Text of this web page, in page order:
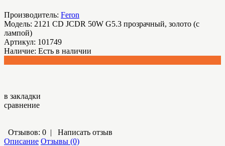
Производитель: Feron
Модель: 2121 CD JCDR 50W G5.3 прозрачный, золото (с
лампой)
Артикул: 101749
Наличие: Есть в наличии
в закладки
сравнение
Отзывов: 0 | Написать отзыв
Описание Отзывы (0)